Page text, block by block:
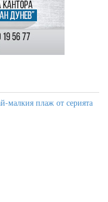
малкия плаж от серията